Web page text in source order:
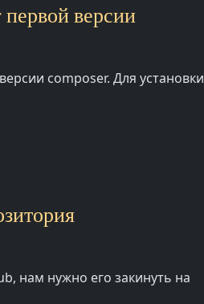
первой версии
composer. Для установки
нам нужно его закинуть на